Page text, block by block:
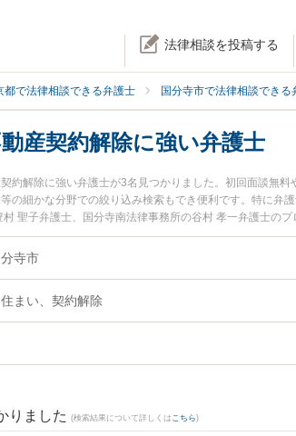
法律相談を投稿する
都で法律相談できる弁護士 国分寺市で法律相談できる
産契約解除に強い弁護士
約解除に強い弁護士が3名見つかりました。初回面談無
の細かな分野での絞り込み検索もでき便利です。特に弁
聖子弁護士、国分寺南法律事務所の谷村 孝一弁護士の
ブルを今すぐに弁護士に相談したい』『不動産契約解
弁護士に相談予約したい』などでお困りの相談者さんにお
寺市
まい、契約解除
りました (検索結果について詳しくは こちら)